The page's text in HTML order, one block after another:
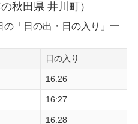
秋田県 井川町）
「日の出・日の入り」一
日の入り
16:26
16:27
16:28